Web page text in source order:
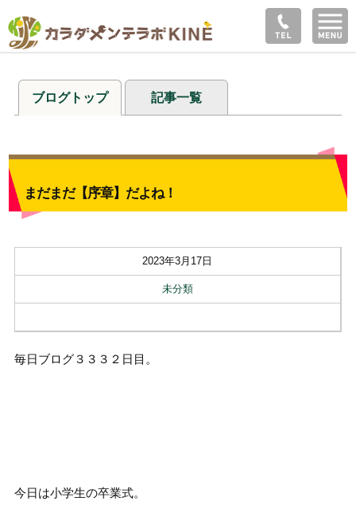
ブログトップ 記事一覧
まだまだ【序章】だよね！
2023年3月17日
未分類
毎日ブログ３３３２ 日目。
今日は小学生の卒業式。